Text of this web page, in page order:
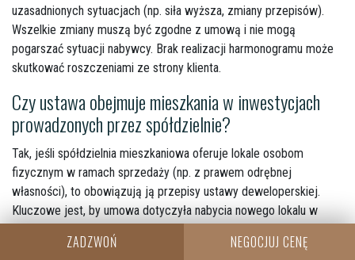
uzasadnionych sytuacjach (np. siła wyższa, zmiany przepisów).
Wszelkie zmiany muszą być zgodne z umową i nie mogą
pogarszać sytuacji nabywcy. Brak realizacji harmonogramu może
skutkować roszczeniami ze strony klienta.
Czy ustawa obejmuje mieszkania w inwestycjach
prowadzonych przez spółdzielnie?
Tak, jeśli spółdzielnia mieszkaniowa oferuje lokale osobom
fizycznym w ramach sprzedaży (np. z prawem odrębnej
własności), to obowiązują ją przepisy ustawy deweloperskiej.
Kluczowe jest, by umowa dotyczyła nabycia nowego lokalu w
ZADZWOŃ NEGOCJUJ CENĘ